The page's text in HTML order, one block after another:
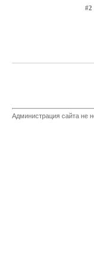
#2
Администрация сайта не